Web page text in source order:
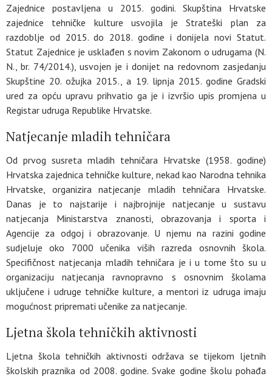
Zajednice postavljena u 2015. godini. Skupština Hrvatske
zajednice tehničke kulture usvojila je Strateški plan za
razdoblje od 2015. do 2018. godine i donijela novi Statut.
Statut Zajednice je usklađen s novim Zakonom o udrugama (N.
N., br. 74/2014.), usvojen je i donijet na redovnom zasjedanju
Skupštine 20. ožujka 2015., a 19. lipnja 2015. godine Gradski
ured za opću upravu prihvatio ga je i izvršio upis promjena u
Registar udruga Republike Hrvatske.
Natjecanje mladih tehničara
Od prvog susreta mladih tehničara Hrvatske (1958. godine)
Hrvatska zajednica tehničke kulture, nekad kao Narodna tehnika
Hrvatske, organizira natjecanje mladih tehničara Hrvatske.
Danas je to najstarije i najbrojnije natjecanje u sustavu
natjecanja Ministarstva znanosti, obrazovanja i sporta i
Agencije za odgoj i obrazovanje. U njemu na razini godine
sudjeluje oko 7000 učenika viših razreda osnovnih škola.
Specifičnost natjecanja mladih tehničara je i u tome što su u
organizaciju natjecanja ravnopravno s osnovnim školama
uključene i udruge tehničke kulture, a mentori iz udruga imaju
mogućnost pripremati učenike za natjecanje.
Ljetna škola tehničkih aktivnosti
Ljetna škola tehničkih aktivnosti održava se tijekom ljetnih
školskih praznika od 2008. godine. Svake godine školu pohađa